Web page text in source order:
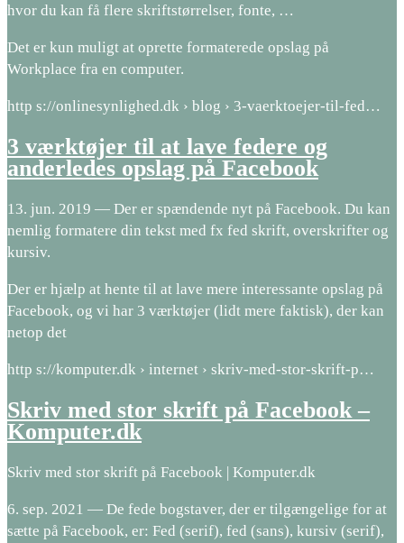
hvor du kan få flere skriftstørrelser, fonte, …
Det er kun muligt at oprette formaterede opslag på
Workplace fra en computer.
http s://onlinesynlighed.dk › blog › 3-vaerktoejer-til-fed…
3 værktøjer til at lave federe og
anderledes opslag på Facebook
13. jun. 2019 — Der er spændende nyt på Facebook. Du kan
nemlig formatere din tekst med fx fed skrift, overskrifter og
kursiv.
Der er hjælp at hente til at lave mere interessante opslag på
Facebook, og vi har 3 værktøjer (lidt mere faktisk), der kan
netop det
http s://komputer.dk › internet › skriv-med-stor-skrift-p…
Skriv med stor skrift på Facebook –
Komputer.dk
Skriv med stor skrift på Facebook | Komputer.dk
6. sep. 2021 — De fede bogstaver, der er tilgængelige for at
sætte på Facebook, er: Fed (serif), fed (sans), kursiv (serif),